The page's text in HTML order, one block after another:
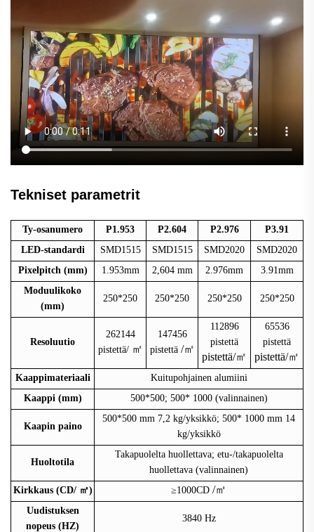
Tekniset parametrit
Ty-osanumero P1.953 P2.604 P2.976
P3.91
LED-standardi
SMD1515 SMD1515 SMD2020
SMD2020
Pixelpitch (mm)
1.953mm 2,604 mm 2.976mm
3.91mm
Moduulikoko
(mm)
250*250 250*250 250*250 250*250
Resoluutio
262144
pistettä/ ㎡
147456
pistettä /㎡
112896
pistettä
pistettä/㎡
65536
pistettä
pistettä/㎡
Kaappimateriaali
Kuitupohjainen alumiini
Kaappi (mm)
500*500; 500* 1000 (valinnainen)
Kaapin paino
500*500 mm 7,2 kg/yksikkö; 500* 1000 mm 14
kg/yksikkö
Huoltotila
Takapuolelta huollettava; etu-/takapuolelta
huollettava (valinnainen)
Kirkkaus (CD/ ㎡) ≥1000CD /㎡
Uudistuksen
nopeus (HZ)
3840 Hz